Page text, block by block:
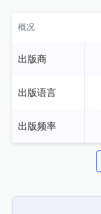
概况
出版商
出版语言
出版频率